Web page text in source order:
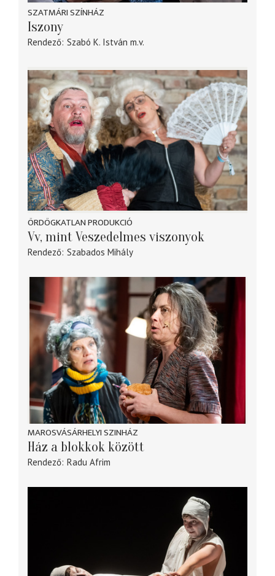
SZATMÁRI SZÍNHÁZ
Iszony
Rendező Szabó K. István m.v.
ÖRDÖGKATLAN PRODUKCIÓ
Vv, mint Veszedelmes viszonyok
Rendező Szabados Mihály
MAROSVÁSÁRHELYI SZINHÁZ
Ház a blokkok között
Rendező Radu Afrim